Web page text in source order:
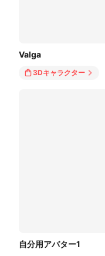
Valga
3Dキャラクター
自分用アバター1